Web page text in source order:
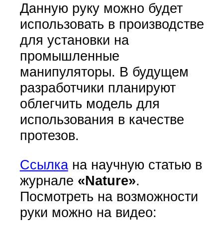
Данную руку можно будет
использовать в производстве
для установки на
промышленные
манипуляторы. В будущем
разработчики планируют
облегчить модель для
использования в качестве
протезов.
Ссылкана научную статью в
журнале «Nature».
Посмотреть на возможности
руки можно на видео: